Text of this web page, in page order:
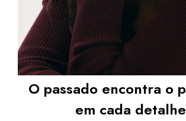
O passado encontra o
em cada